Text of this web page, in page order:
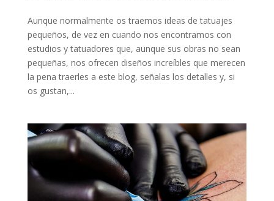
Aunque normalmente os traemos ideas de tatuajes
pequeños, de vez en cuando nos encontramos con
estudios y tatuadores que, aunque sus obras no sean
pequeñas, nos ofrecen diseños increíbles que merecen
la pena traerles a este blog, señalas los detalles y, si
os gustan,...